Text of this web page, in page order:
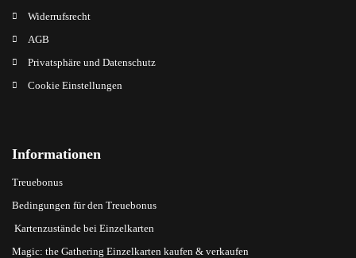
Widerrufsrecht
AGB
Privatsphäre und Datenschutz
Cookie Einstellungen
Informationen
Treuebonus
Bedingungen für den Treuebonus
Kartenzustände bei Einzelkarten
Magic: the Gathering Einzelkarten kaufen & verkaufen